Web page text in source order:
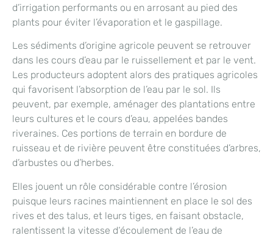
d’irrigation performants ou en arrosant au pied des
plants pour éviter l’évaporation et le gaspillage.
Les sédiments d’origine agricole peuvent se retrouver
dans les cours d’eau par le ruissellement et par le vent.
Les producteurs adoptent alors des pratiques agricoles
qui favorisent l’absorption de l’eau par le sol. Ils
peuvent, par exemple, aménager des plantations entre
leurs cultures et le cours d’eau, appelées bandes
riveraines. Ces portions de terrain en bordure de
ruisseau et de rivière peuvent être constituées d’arbres,
d’arbustes ou d’herbes.
Elles jouent un rôle considérable contre l’érosion
puisque leurs racines maintiennent en place le sol des
rives et des talus, et leurs tiges, en faisant obstacle,
ralentissent la vitesse d‘écoulement de l’eau de